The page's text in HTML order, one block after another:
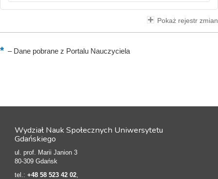
Pokaż rejestr zmian
–Dane pobrane z Portalu Nauczyciela
Wydział Nauk Społecznych Uniwersytetu
Gdańskiego
ul. prof. Marii Janion 3
80-309 Gdańsk
tel.: +48 58 523 42 02,